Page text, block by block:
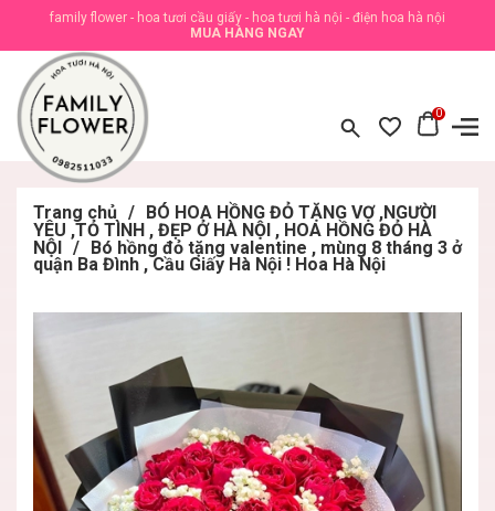
family flower - hoa tươi cầu giấy - hoa tươi hà nội - điện hoa hà nội
MUA HÀNG NGAY
0
Trang chủ / BÓ HOA HỒNG ĐỎ TẶNG VỢ ,NGƯỜI
YÊU ,TỎ TÌNH , ĐẸP Ở HÀ NỘI , HOA HỒNG ĐỎ HÀ
NỘI / Bó hồng đỏ tặng valentine , mùng 8 tháng 3 ở
quận Ba Đình , Cầu Giấy Hà Nội ! Hoa Hà Nội